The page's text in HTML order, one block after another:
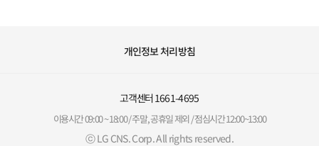
개인정보 처리방침
고객센터1661-4695
이용시간 09:00 ~ 18:00 / 주말, 공휴일 제외 / 점심시간 12:00~13:00
ⓒ LG CNS. Corp. All rights reserved.